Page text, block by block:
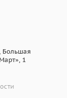
Большая
1